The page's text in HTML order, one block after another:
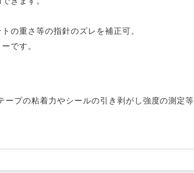
の重さ等の指針のズレを補正可。
です。
ープの粘着力やシールの引き剥がし強度の測定等